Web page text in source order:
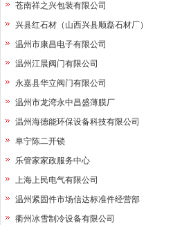
苍南祥之兴包装有限公司
兴县红石材（山西兴县顺磊石材厂）
温州市康昌电子有限公司
温州江晨阀门有限公司
永嘉县华立阀门有限公司
温州市龙湾永中昌盛薄膜厂
温州海德能环保设备科技有限公司
阜宁陈二开锁
乐管家家政服务中心
上海上民电气有限公司
温州紧固件市场信达标准件经营部
衢州冰雪制冷设备有限公司